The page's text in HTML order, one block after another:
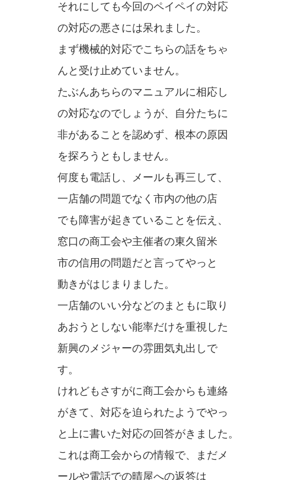
それにしても今回のペイペイの対応
の対応の悪さには呆れました。
まず機械的対応でこちらの話をちゃ
んと受け止めていません。
たぶんあちらのマニュアルに相応し
の対応なのでしょうが、自分たちに
非があることを認めず、根本の原因
を探ろうともしません。
何度も電話し、メールも再三して、
一店舗の問題でなく市内の他の店
でも障害が起きていることを伝え、
窓口の商工会や主催者の東久留米
市の信用の問題だと言ってやっと
動きがはじまりました。
一店舗のいい分などのまともに取り
あおうとしない能率だけを重視した
新興のメジャーの雰囲気丸出しで
す。
けれどもさすがに商工会からも連絡
がきて、対応を迫られたようでやっ
と上に書いた対応の回答がきました。
これは商工会からの情報で、まだメ
ールや電話での晴屋への返答は